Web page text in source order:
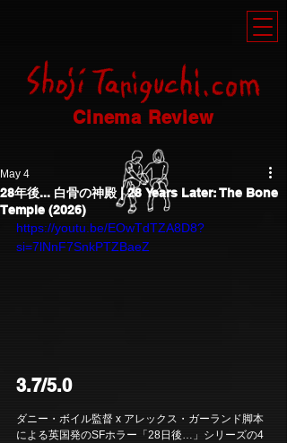
Cinema Review
28年後... 白骨の神殿 | 28 Years Later: The Bone
Temple (2026)
May 4
https://youtu.be/EOwTdTZA8D8?
si=7lNnF7SnkPTZBaeZ
3.7/5.0
ダニー・ボイル監督 x アレックス・ガーランド脚本
による英国発のSFホラー「28日後…」シリーズの4